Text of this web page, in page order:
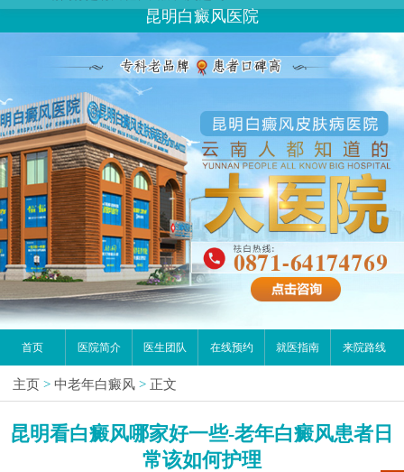
昆明白癜风医院
首页 医院简介 医生团队 在线预约 就医指南 来院路线
主页 > 中老年白癜风 > 正文
昆明看白癜风哪家好一些-老年白癜风患者日
常该如何护理